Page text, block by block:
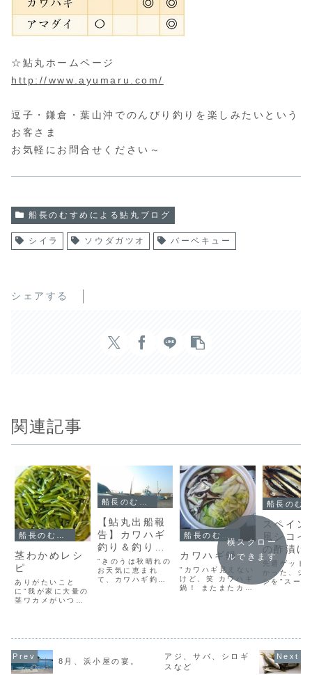
☆鮎丸ホームページ
http://www.ayumaru.com/
逗子・鎌倉・葉山沖でのんびり釣りを楽しみたいという
お客さま
お気軽にお問合せください～
船長のむすめによる鮎丸ブログ
シイラ ソウダガツオ バーベキュー
シェアする
関連記事
茎わかめレシ
ピ
ありがたいこと
に"我が家に大量の
茎ワカメがいつも
まり伝わらないけ
ど、ものすごい量
です。"細く切っ
船長のむすめによる鮎丸ブログ
【鮎丸出船報
告】カワハギ
釣り＆釣り魚
でBBQ☆～釣
り編～
"きのうは秋晴れの
お天気に恵まれ
て、カワハギ釣り
で、釣り編とBBQ
カワハギ鍋
"カワハギ見えない
けど、笑 カワハギ
鍋！ またまたカワ
スペイン
風シコイ
の酢漬け
戦
先週ゲット
かった、シ
シを"スーパ
屋さんや漁
のところか
ばすごく安
横スクロー
ルできます
8月、浜小屋の宴。
アジ、サバ、シロギ
スなど